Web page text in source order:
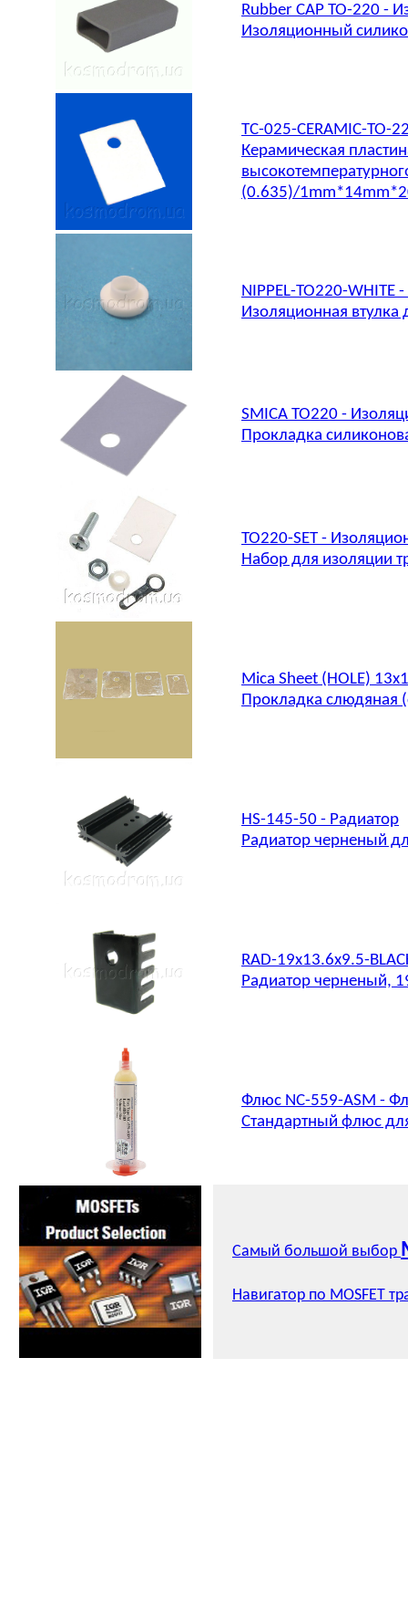
Rubber CAP TO-220 -
Изоляционный
TC-025-CERAMIC-TO-
Керамическая
(0.635)/
NIPPEL-TO220-
Изоляционная втулка
SMICA TO220 -
Прокладка
TO220-SET -
Набор для изоляции
Mica Sheet (HOLE)
Прокладка слюдяная
HS-145-50 - Радиатор
Радиатор черненый
RAD-19x13.6x9.5-
Радиатор черненый,
Флюс NC-559-ASM -
Стандартный флюс
Самый большой выбор
Навигатор по MOSFET